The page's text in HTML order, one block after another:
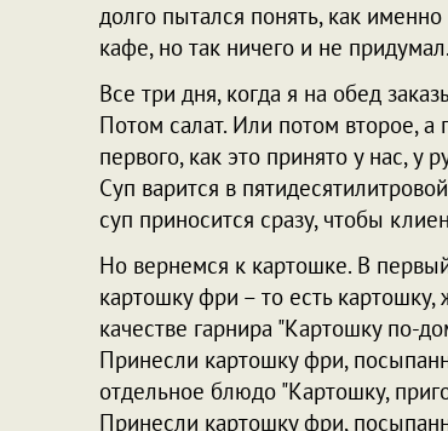
долго пытался понять, как
кафе, но так ничего и не придумал.
Все три дня, когда я на обед
Потом салат. Или потом второе, а
первого, как это принято у нас, у
Суп варится в
суп приносится сразу, чтобы
Но вернемся к картошке. В
картошку фри – то есть
качестве гарнира "Картошку по-
Принесли картошку фри,
отдельное блюдо "Картошку,
Принесли картошку фри,